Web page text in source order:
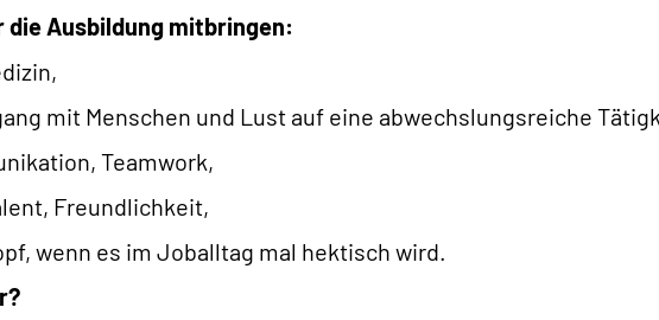
die Ausbildung mitbringen:
mit Menschen und Lust auf eine abwechslungsreiche
Teamwork,
Freundlichkeit,
wenn es im Job­alltag mal hektisch wird.